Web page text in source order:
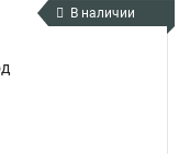
В наличии